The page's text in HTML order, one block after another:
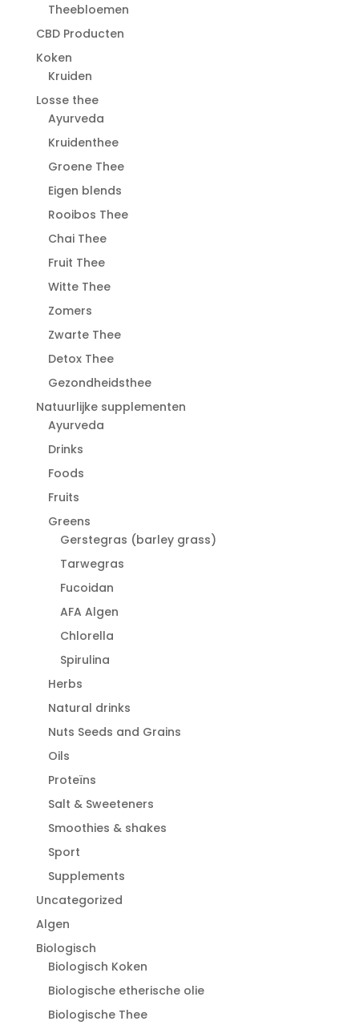
Theebloemen
CBD Producten
Koken
Kruiden
Losse thee
Ayurveda
Kruidenthee
Groene Thee
Eigen blends
Rooibos Thee
Chai Thee
Fruit Thee
Witte Thee
Zomers
Zwarte Thee
Detox Thee
Gezondheidsthee
Natuurlijke supplementen
Ayurveda
Drinks
Foods
Fruits
Greens
Gerstegras (barley grass)
Tarwegras
Fucoidan
AFA Algen
Chlorella
Spirulina
Herbs
Natural drinks
Nuts Seeds and Grains
Oils
Proteïns
Salt & Sweeteners
Smoothies & shakes
Sport
Supplements
Uncategorized
Algen
Biologisch
Biologisch Koken
Biologische etherische olie
Biologische Thee